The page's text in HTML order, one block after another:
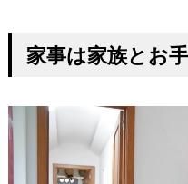
家事は家族とお